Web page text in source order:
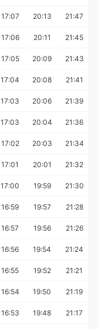
17:07 20:13 21:47
17:06 20:11 21:45
17:05 20:09 21:43
17:04 20:08 21:41
17:03 20:06 21:39
17:03 20:04 21:36
17:02 20:03 21:34
17:01 20:01 21:32
17:00 19:59 21:30
16:59 19:57 21:28
16:57 19:56 21:26
16:56 19:54 21:24
16:55 19:52 21:21
16:54 19:50 21:19
16:53 19:48 21:17